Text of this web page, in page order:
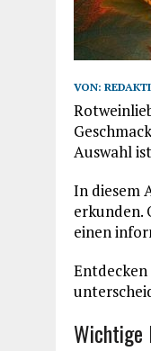
VON:
Auswahl
In diesem
erkunden.
einen
Entdecken
Wichtige